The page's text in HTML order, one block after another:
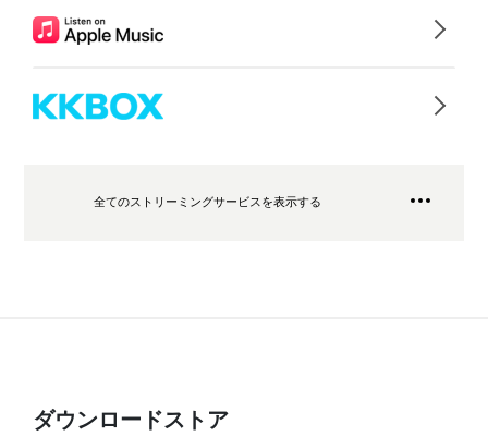
全てのストリーミングサービスを表示する
ダウンロードストア